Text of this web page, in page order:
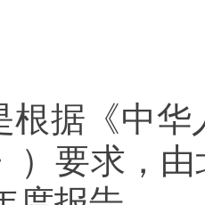
根据《中
）要求，